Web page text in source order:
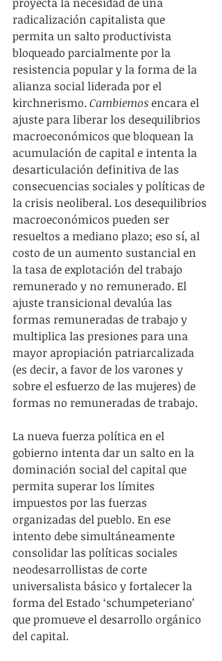
radicalización capitalista que
permita un salto productivista
bloqueado parcialmente por la
resistencia popular y la forma de la
alianza social liderada por el
kirchnerismo. Cambiemos encara el
ajuste para liberar los desequilibrios
macroeconómicos que bloquean la
acumulación de capital e intenta la
desarticulación definitiva de las
consecuencias sociales y políticas de
la crisis neoliberal. Los desequilibrios
macroeconómicos pueden ser
resueltos a mediano plazo; eso sí, al
costo de un aumento sustancial en
la tasa de explotación del trabajo
remunerado y no remunerado. El
ajuste transicional devalúa las
formas remuneradas de trabajo y
multiplica las presiones para una
mayor apropiación patriarcalizada
(es decir, a favor de los varones y
sobre el esfuerzo de las mujeres) de
formas no remuneradas de trabajo.
La nueva fuerza política en el
gobierno intenta dar un salto en la
dominación social del capital que
permita superar los límites
impuestos por las fuerzas
organizadas del pueblo. En ese
intento debe simultáneamente
consolidar las políticas sociales
neodesarrollistas de corte
universalista básico y fortalecer la
forma del Estado ‘schumpeteriano’
que promueve el desarrollo orgánico
del capital.